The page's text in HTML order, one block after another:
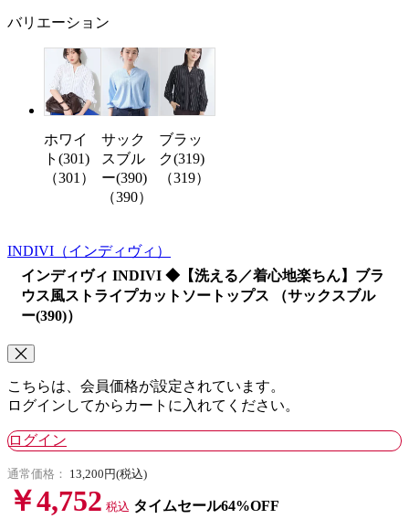
バリエーション
ホワイ
ト(301)
（301）
サック
スブル
ー(390)
（390）
ブラッ
ク(319)
（319）
INDIVI （インディヴィ）
インディヴィ INDIVI ◆【洗える／着心地楽ちん】ブラ
ウス風ストライプカットソートップス （サックスブル
ー(390)）
こちらは、会員価格が設定されています。
ログインしてからカートに入れてください。
ログイン
通常価格： 13,200円(税込)
￥4,752 税込 タイムセール64%OFF